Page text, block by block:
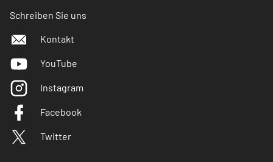
Schreiben Sie uns
Kontakt
YouTube
Instagram
Facebook
Twitter